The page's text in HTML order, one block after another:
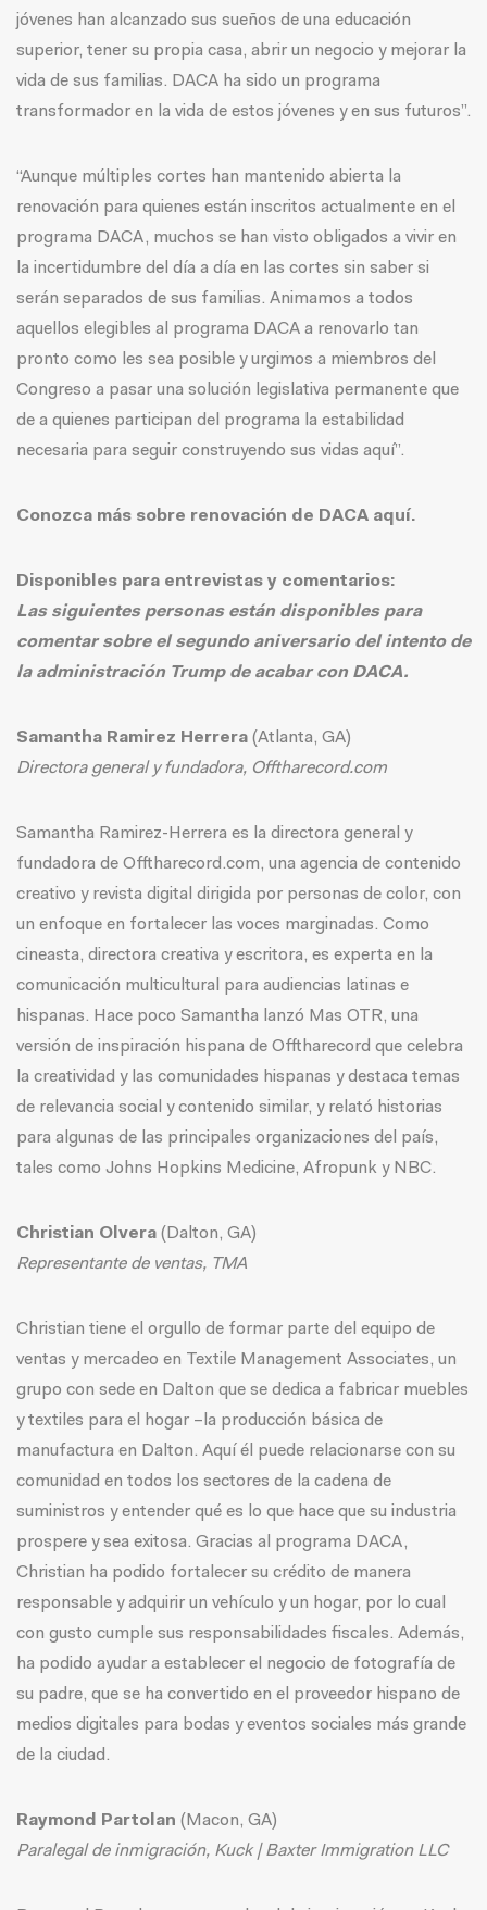
jóvenes han alcanzado sus sueños de una educación
superior, tener su propia casa, abrir un negocio y mejorar la
vida de sus familias. DACA ha sido un programa
transformador en la vida de estos jóvenes y en sus futuros”.
“Aunque múltiples cortes han mantenido abierta la
renovación para quienes están inscritos actualmente en el
programa DACA, muchos se han visto obligados a vivir en
la incertidumbre del día a día en las cortes sin saber si
serán separados de sus familias. Animamos a todos
aquellos elegibles al programa DACA a renovarlo tan
pronto como les sea posible y urgimos a miembros del
Congreso a pasar una solución legislativa permanente que
de a quienes participan del programa la estabilidad
necesaria para seguir construyendo sus vidas aquí”.
Conozca más sobre renovación de DACA aquí.
Disponibles para entrevistas y comentarios:
Las siguientes personas están disponibles para
comentar sobre el segundo aniversario del intento de
la administración Trump de acabar con DACA.
Samantha Ramirez Herrera (Atlanta, GA)
Directora general y fundadora, Offtharecord.com
Samantha Ramirez-Herrera es la directora general y
fundadora de Offtharecord.com, una agencia de contenido
creativo y revista digital dirigida por personas de color, con
un enfoque en fortalecer las voces marginadas. Como
cineasta, directora creativa y escritora, es experta en la
comunicación multicultural para audiencias latinas e
hispanas. Hace poco Samantha lanzó Mas OTR, una
versión de inspiración hispana de Offtharecord que celebra
la creatividad y las comunidades hispanas y destaca temas
de relevancia social y contenido similar, y relató historias
para algunas de las principales organizaciones del país,
tales como Johns Hopkins Medicine, Afropunk y NBC.
Christian Olvera (Dalton, GA)
Representante de ventas, TMA
Christian tiene el orgullo de formar parte del equipo de
ventas y mercadeo en Textile Management Associates, un
grupo con sede en Dalton que se dedica a fabricar muebles
y textiles para el hogar –la producción básica de
manufactura en Dalton. Aquí él puede relacionarse con su
comunidad en todos los sectores de la cadena de
suministros y entender qué es lo que hace que su industria
prospere y sea exitosa. Gracias al programa DACA,
Christian ha podido fortalecer su crédito de manera
responsable y adquirir un vehículo y un hogar, por lo cual
con gusto cumple sus responsabilidades fiscales. Además,
ha podido ayudar a establecer el negocio de fotografía de
su padre, que se ha convertido en el proveedor hispano de
medios digitales para bodas y eventos sociales más grande
de la ciudad.
Raymond Partolan (Macon, GA)
Paralegal de inmigración, Kuck | Baxter Immigration LLC